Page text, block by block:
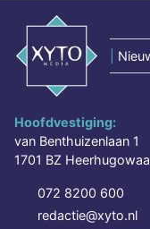
Hoofdvestiging:
van Benthuizenlaan 1
1701 BZ
072 8200 600
redactie@xyto.nl